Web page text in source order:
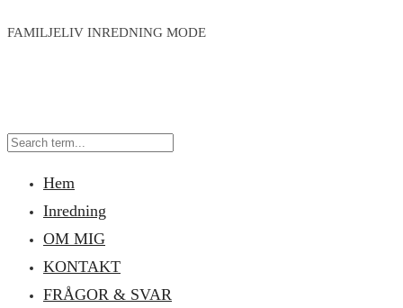
FAMILJELIV INREDNING MODE
Hem
Inredning
OM MIG
KONTAKT
FRÅGOR & SVAR